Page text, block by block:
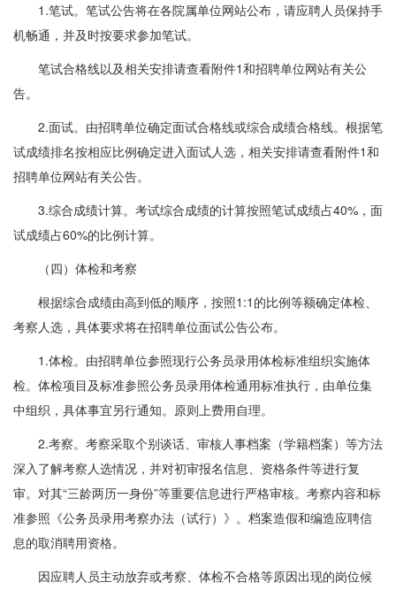
1.笔试。笔试公告将在各院属单位网站公布，请应聘人员保持手
机畅通，并及时按要求参加笔试。
笔试合格线以及相关安排请查看附件1和招聘单位网站有关公
告。
2.面试。由招聘单位确定面试合格线或综合成绩合格线。根据笔
试成绩排名按相应比例确定进入面试人选，相关安排请查看附件1和
招聘单位网站有关公告。
3.综合成绩计算。考试综合成绩的计算按照笔试成绩占40%，面
试成绩占60%的比例计算。
（四）体检和考察
根据综合成绩由高到低的顺序，按照1:1的比例等额确定体检、
考察人选，具体要求将在招聘单位面试公告公布。
1.体检。由招聘单位参照现行公务员录用体检标准组织实施体
检。体检项目及标准参照公务员录用体检通用标准执行，由单位集
中组织，具体事宜另行通知。原则上费用自理。
2.考察。考察采取个别谈话、审核人事档案（学籍档案）等方法
深入了解考察人选情况，并对初审报名信息、资格条件等进行复
审。对其“三龄两历一身份”等重要信息进行严格审核。考察内容和标
准参照《公务员录用考察办法（试行）》。档案造假和编造应聘信
息的取消聘用资格。
因应聘人员主动放弃或考察、体检不合格等原因出现的岗位候